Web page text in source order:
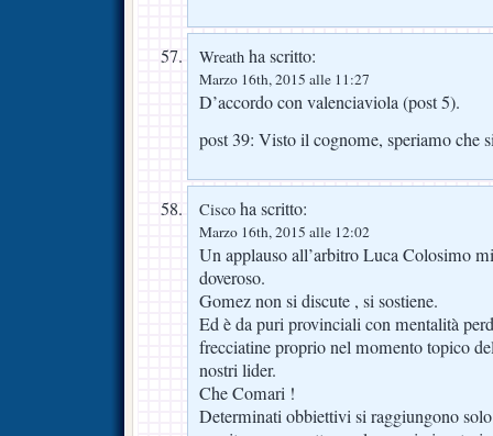
Wreath ha scritto:
Marzo 16th, 2015 alle 11:27
D’accordo con valenciaviola (post 5).
post 39: Visto il cognome, speriamo che
Cisco ha scritto:
Marzo 16th, 2015 alle 12:02
Un applauso all’arbitro Luca Colosimo
doveroso.
Gomez non si discute , si sostiene.
Ed è da puri provinciali con mentalità
frecciatine proprio nel momento topico
nostri lider.
Che Comari !
Determinati obbiettivi si raggiungono